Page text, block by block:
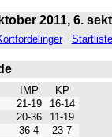
2011, 6.
Startliste
IMP
KP
21-19
16-14
20-36
11-19
36-4
23-7